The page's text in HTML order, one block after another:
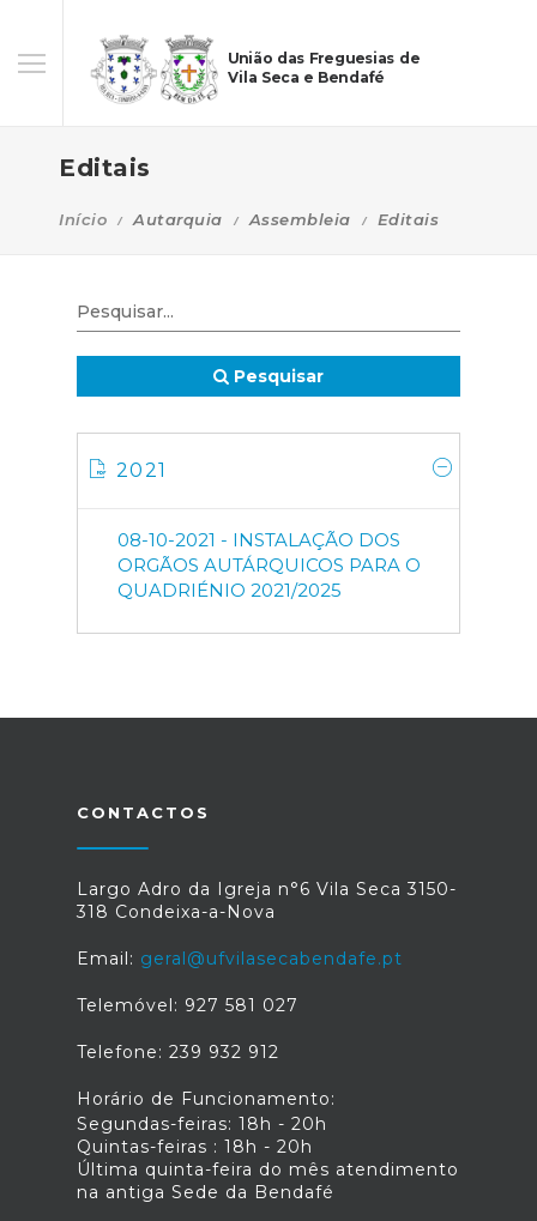
União das Freguesias de
Vila Seca e Bendafé
Editais
Início Autarquia Assembleia Editais
Pesquisar
2021
08-10-2021 - INSTALAÇÃO DOS
ORGÃOS AUTÁRQUICOS PARA O
QUADRIÉNIO 2021/2025
CONTACTOS
Largo Adro da Igreja n°6 Vila Seca 3150-
318 Condeixa-a-Nova
Email: geral@ufvilasecabendafe.pt
Telemóvel: 927 581 027
Telefone: 239 932 912
Horário de Funcionamento:
Segundas-feiras: 18h - 20h
Quintas-feiras : 18h - 20h
Última quinta-feira do mês atendimento
na antiga Sede da Bendafé